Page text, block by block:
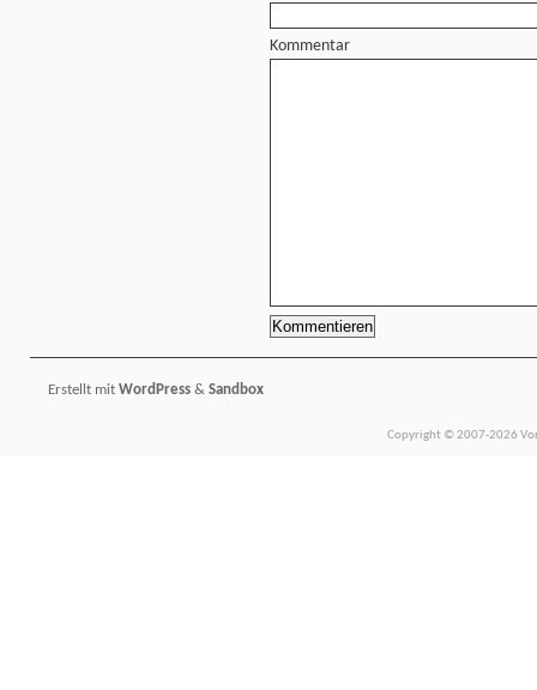
Kommentar
Erstellt mit WordPress & Sandbox
Copyright © 2007-2026